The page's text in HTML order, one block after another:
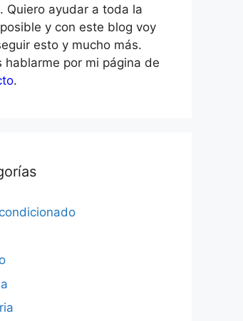
Quiero ayudar a toda la
y con este blog voy
esto y mucho más.
hablarme por mi página de
.